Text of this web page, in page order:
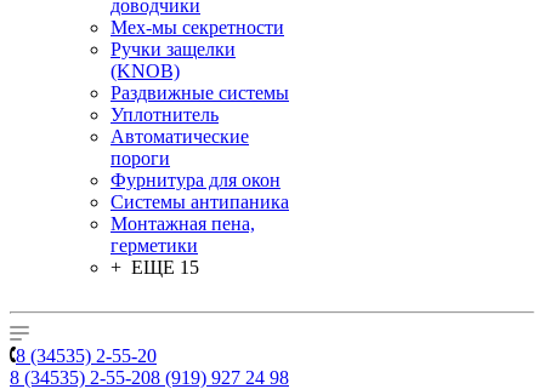
доводчики
Мех-мы секретности
Ручки защелки
(KNOB)
Раздвижные системы
Уплотнитель
Автоматические
пороги
Фурнитура для окон
Системы антипаника
Монтажная пена,
герметики
+ ЕЩЕ 15
8 (34535) 2-55-20
8 (34535) 2-55-208 (919) 927 24 98